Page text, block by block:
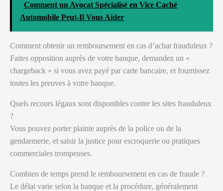
Comment un Avocat Spécialisé en Vice Caché
Automobile Peut-Il Vous Aider
Comment obtenir un remboursement en cas d’achat frauduleux ?
Faites opposition auprès de votre banque, demandez un «
chargeback » si vous avez payé par carte bancaire, et fournissez
toutes les preuves à votre banque.
Quels recours légaux sont disponibles contre les sites frauduleux
?
Vous pouvez porter plainte auprès de la police ou de la
gendarmerie, et saisir la justice pour escroquerie ou pratiques
commerciales trompeuses.
Combien de temps prend le remboursement en cas de fraude ?
Le délai varie selon la banque et la procédure, généralement